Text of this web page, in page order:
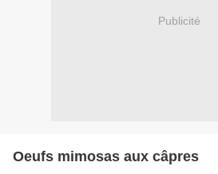
Publicité
Oeufs mimosas aux câpres